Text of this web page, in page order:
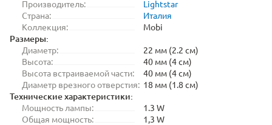
Производитель:
Lightstar
Страна:
Италия
Коллекция:
Mobi
Размеры:
Диаметр:
22 мм (2.2 см)
Высота:
40 мм (4 см)
Высота встраиваемой части:
40 мм (4 см)
Диаметр врезного отверстия: 18 мм (1.8 см)
Технические характеристики:
Мощность лампы:
1.3 W
Общая мощность:
1,3 W